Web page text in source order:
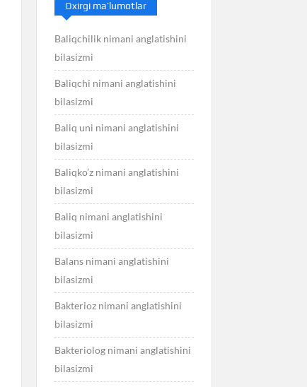
Oxirgi ma’lumotlar
Baliqchilik nimani anglatishini
bilasizmi
Baliqchi nimani anglatishini
bilasizmi
Baliq uni nimani anglatishini
bilasizmi
Baliqko’z nimani anglatishini
bilasizmi
Baliq nimani anglatishini
bilasizmi
Balans nimani anglatishini
bilasizmi
Bakterioz nimani anglatishini
bilasizmi
Bakteriolog nimani anglatishini
bilasizmi